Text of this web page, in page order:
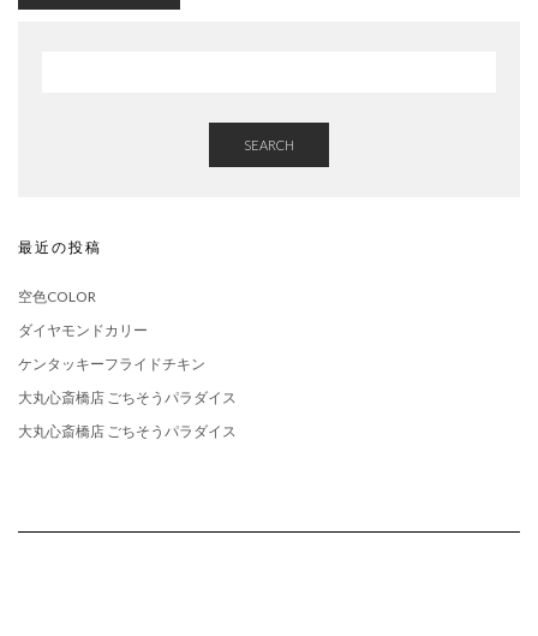
SEARCH
最近の投稿
空色COLOR
ダイヤモンドカリー
ケンタッキーフライドチキン
大丸心斎橋店 ごちそうパラダイス
大丸心斎橋店 ごちそうパラダイス